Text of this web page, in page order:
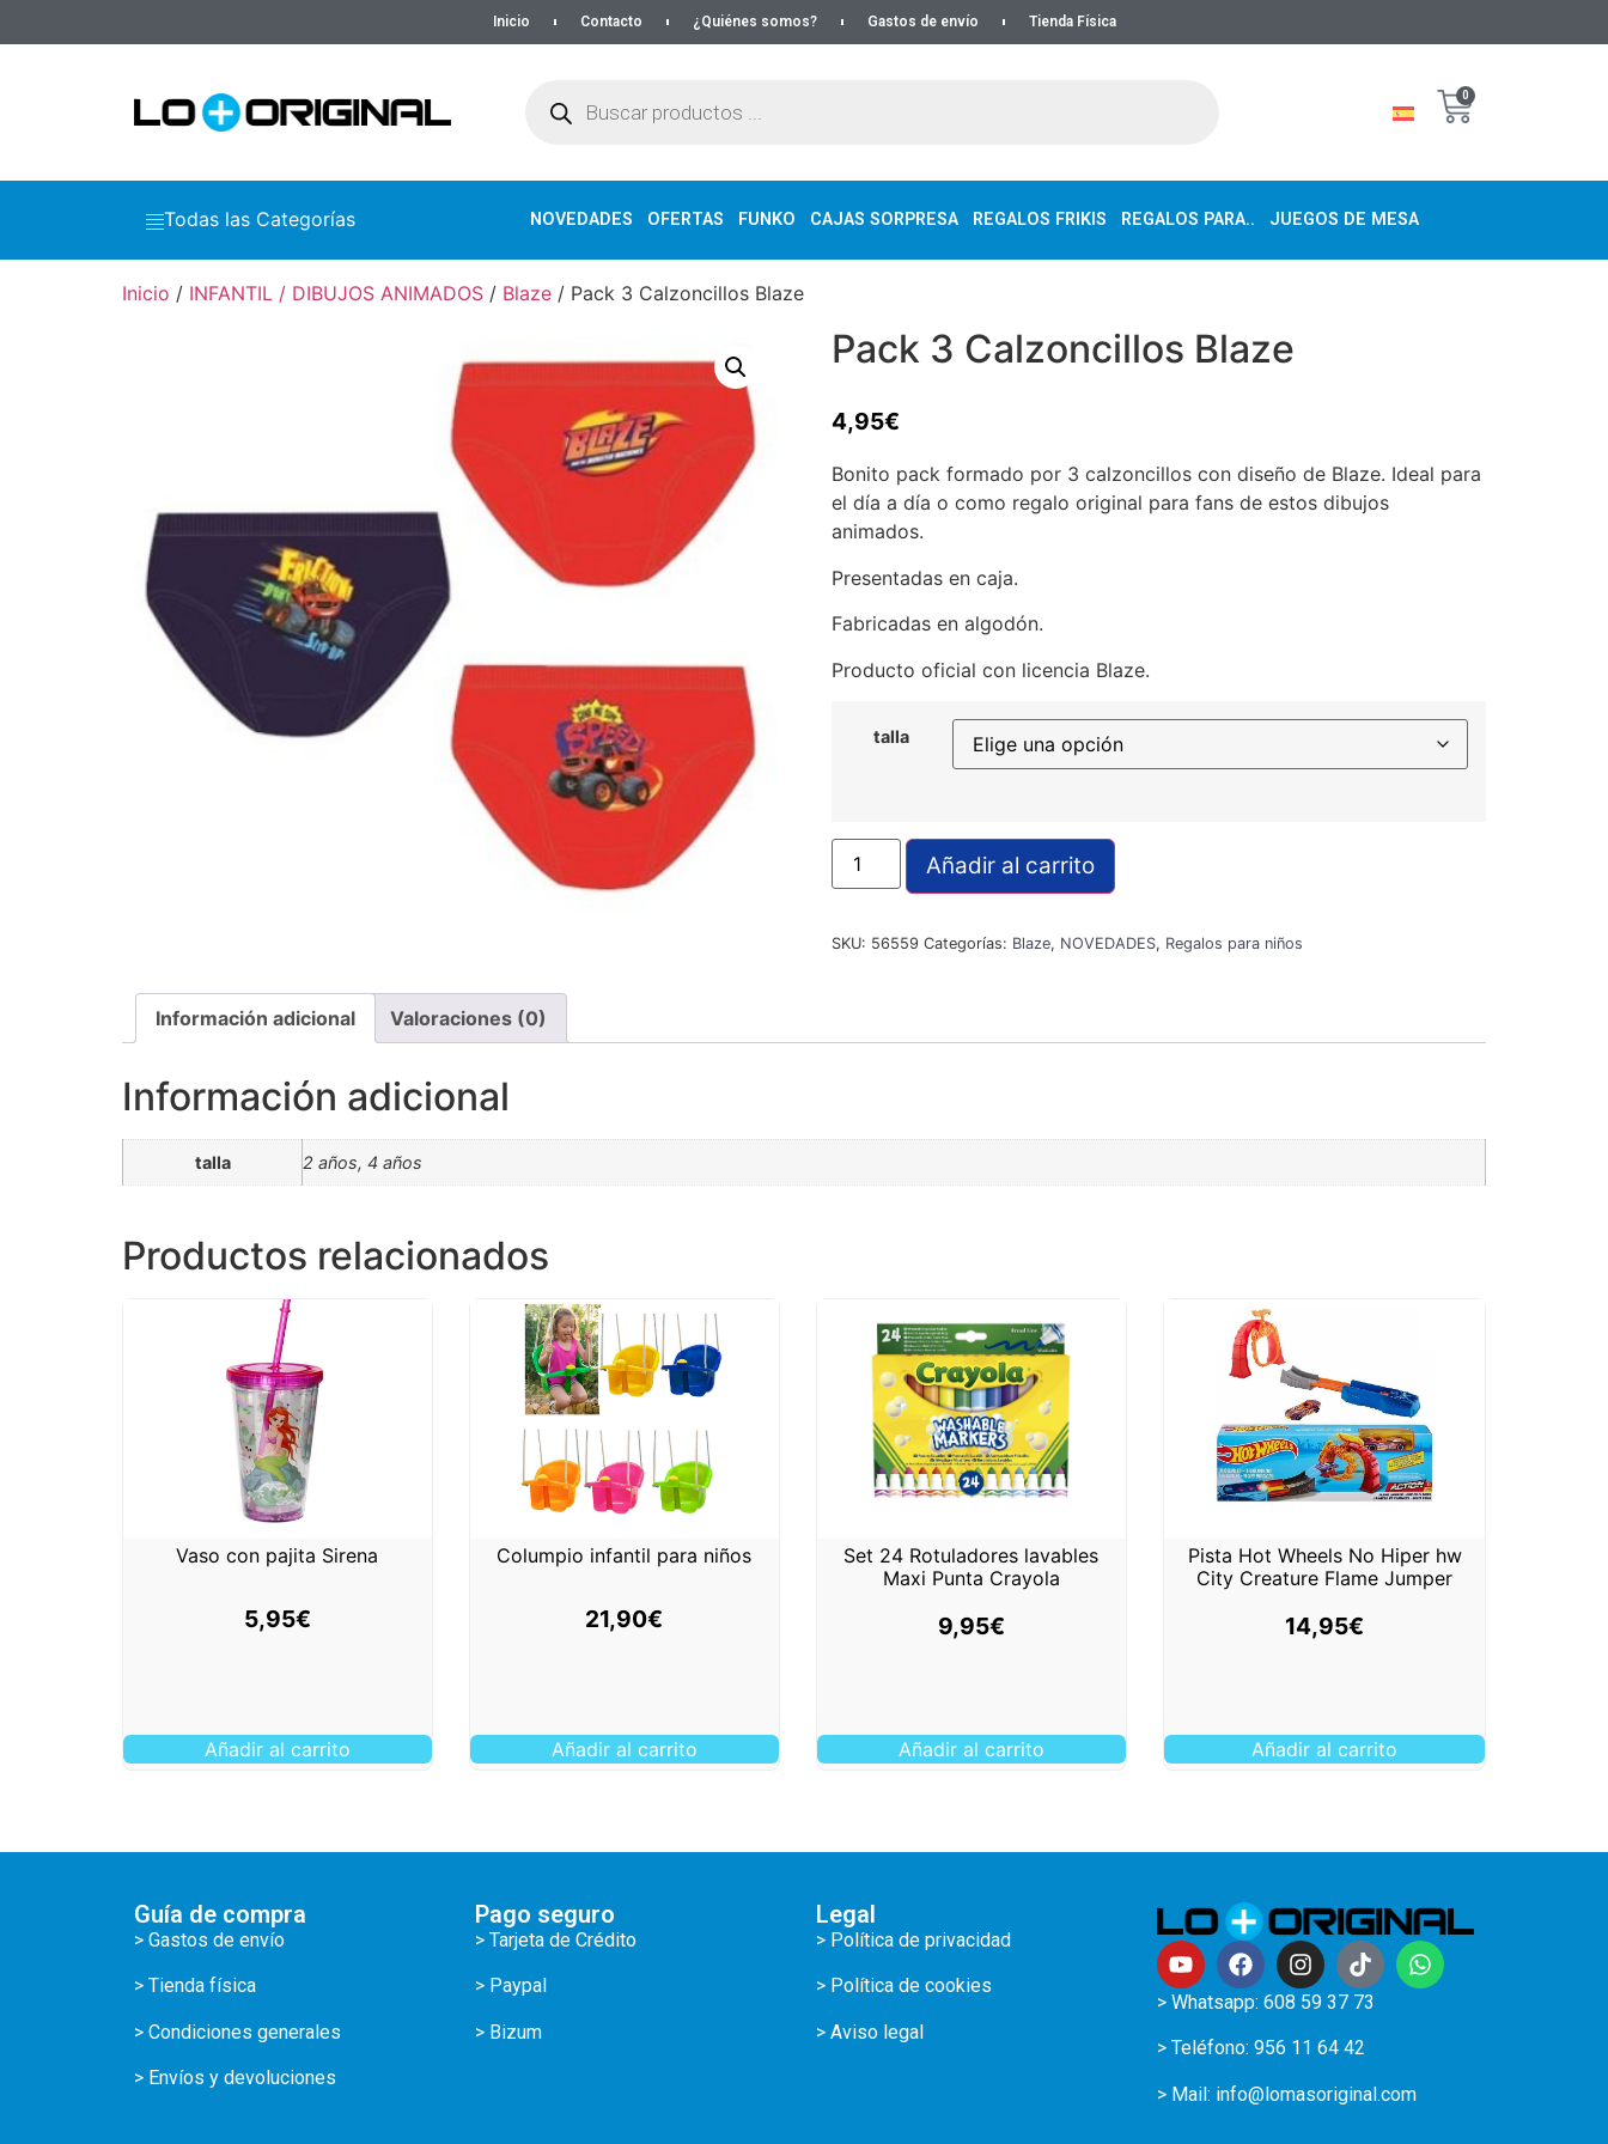
Inicio Contacto ¿Quiénes somos? Gastos de envío Tienda Física
0
Todas las Categorías NOVEDADES OFERTAS FUNKO CAJAS SORPRESA REGALOS FRIKIS REGALOS PARA.. JUEGOS DE MESA
Inicio / INFANTIL / DIBUJOS ANIMADOS / Blaze / Pack 3 Calzoncillos Blaze
Pack 3 Calzoncillos Blaze
4,95€
Bonito pack formado por 3 calzoncillos con diseño de Blaze. Ideal para
el día a día o como regalo original para fans de estos dibujos
animados.
Presentadas en caja.
Fabricadas en algodón.
Producto oficial con licencia Blaze.
talla
Añadir al carrito
SKU: 56559 Categorías: Blaze, NOVEDADES, Regalos para niños
Información adicional Valoraciones (0)
Información adicional
talla 2 años, 4 años
Productos relacionados
Vaso con pajita Sirena
5,95€
Añadir al carrito
Columpio infantil para niños
21,90€
Añadir al carrito
Set 24 Rotuladores lavables
Maxi Punta Crayola
9,95€
Añadir al carrito
Pista Hot Wheels No Hiper hw
City Creature Flame Jumper
14,95€
Añadir al carrito
Guía de compra
> Gastos de envío
> Tienda física
> Condiciones generales
> Envíos y devoluciones
Pago seguro
> Tarjeta de Crédito
> Paypal
> Bizum
Legal
> Política de privacidad
> Política de cookies
> Aviso legal
> Whatsapp: 608 59 37 73
> Teléfono: 956 11 64 42
> Mail: info@lomasoriginal.com